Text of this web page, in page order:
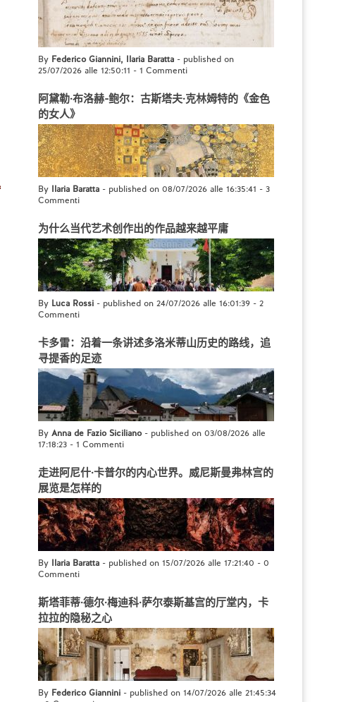
By Federico Giannini, Ilaria Baratta - published on
25/07/2026 alle 12:50:11 - 1 Commenti
阿黛勒·布洛赫-鲍尔：古斯塔夫·克林姆特的《金色
的女人》
By Ilaria Baratta - published on 08/07/2026 alle 16:35:41 - 3
Commenti
为什么当代艺术创作出的作品越来越平庸
By Luca Rossi - published on 24/07/2026 alle 16:01:39 - 2
Commenti
卡多雷：沿着一条讲述多洛米蒂山历史的路线，追
寻提香的足迹
By Anna de Fazio Siciliano- published on 03/08/2026 alle
17:18:23 - 1 Commenti
走进阿尼什·卡普尔的内心世界。威尼斯曼弗林宫的
展览是怎样的
By Ilaria Baratta - published on 15/07/2026 alle 17:21:40 - 0
Commenti
斯塔菲蒂·德尔·梅迪科·萨尔泰斯基宫的厅堂内，卡
拉拉的隐秘之心
By Federico Giannini - published on 14/07/2026 alle 21:45:34